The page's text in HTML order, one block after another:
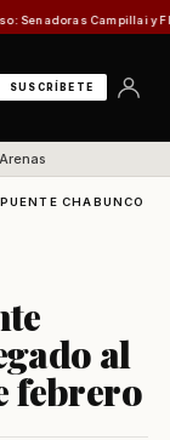
Campillai y Flores
SUSCRÍBETE
CHABUNCO
al
febrero